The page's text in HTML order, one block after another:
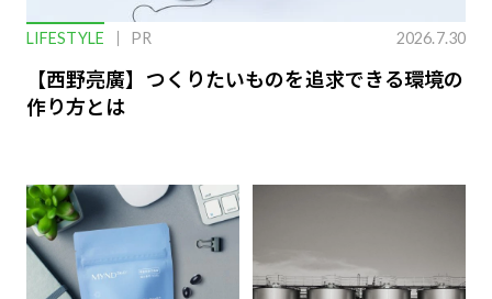
LIFESTYLE PR 2026.7.30
【西野亮廣】つくりたいものを追求できる環境の
作り方とは